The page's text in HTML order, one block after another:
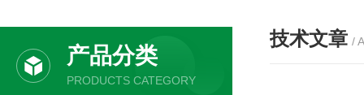
产品分类
PRODUCTS CATEGORY
技术文章 /